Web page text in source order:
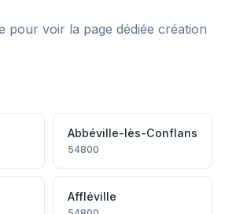
pour voir la page dédiée création
Abbéville-lès-Conflans
54800
Affléville